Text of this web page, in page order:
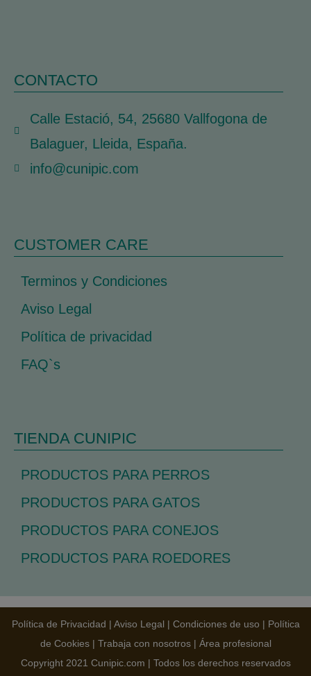
CONTACTO
Calle Estació, 54, 25680 Vallfogona de
Balaguer, Lleida, España.
info@cunipic.com
CUSTOMER CARE
Terminos y Condiciones
Aviso Legal
Política de privacidad
FAQ`s
TIENDA CUNIPIC
PRODUCTOS PARA PERROS
PRODUCTOS PARA GATOS
PRODUCTOS PARA CONEJOS
PRODUCTOS PARA ROEDORES
Política de Privacidad | Aviso Legal | Condiciones de uso | Política
de Cookies| Trabaja con nosotros| Área profesional
Copyright 2021 Cunipic.com | Todos los derechos reservados